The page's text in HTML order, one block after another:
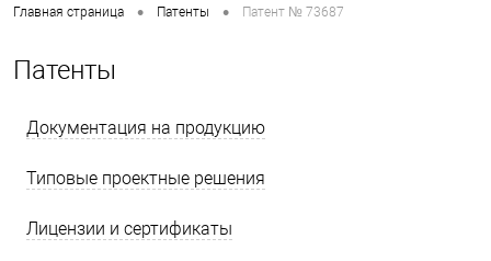
Главная страница • Патенты • Патент № 73687
Патенты
Документация на продукцию
Типовые проектные решения
Лицензии и сертификаты